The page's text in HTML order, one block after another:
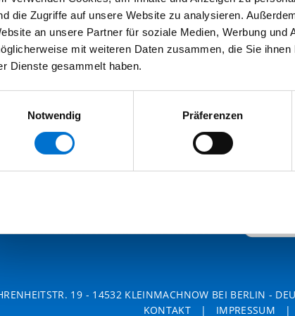
die Zugriffe auf unsere Website zu analysieren.
an unsere Partner für soziale Medien, Werbung
mit weiteren Daten zusammen, die Sie
Dienste gesammelt haben.
Notwendig
Präferenzen
Das Team
19 - 14532 KLEINMACHNOW BEI BERLIN -
KONTAKT
| IMPRESSUM |